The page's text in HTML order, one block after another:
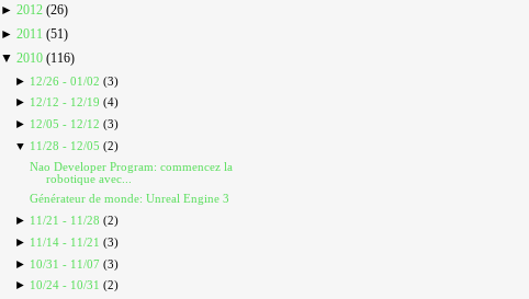
► 2012 (26)
► 2011 (51)
▼ 2010 (116)
► 12/26 - 01/02(3)
► 12/12 - 12/19(4)
► 12/05 - 12/12(3)
▼ 11/28 - 12/05(2)
Nao Developer Program: commencez la
robotique avec...
Générateur de monde: Unreal Engine 3
► 11/21 - 11/28(2)
► 11/14 - 11/21(3)
► 10/31 - 11/07(3)
► 10/24 - 10/31(2)